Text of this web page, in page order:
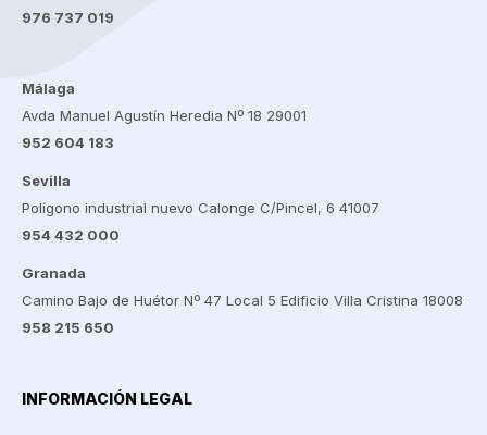
976 737 019
Málaga
Avda Manuel Agustín Heredia Nº 18 29001
952 604 183
Sevilla
Polígono industrial nuevo Calonge C/Pincel, 6 41007
954 432 000
Granada
Camino Bajo de Huétor Nº 47 Local 5 Edificio Villa Cristina 18008
958 215 650
INFORMACIÓN LEGAL